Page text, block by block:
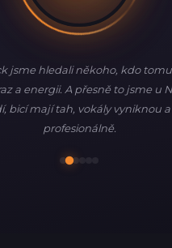
jsme hledali někoho, kdo
a energii. A přesně to jsme u
bicí mají tah, vokály vyniknou
profesionálně.